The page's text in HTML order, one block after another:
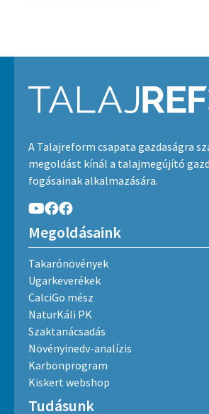
A Talajreform csapata gazdaságra
megoldást kínál a talajmegújító
fogásainak alkalmazására.
Megoldásaink
Takarónövények
Ugarkeverékek
CalciGo mész
NaturKáli PK
Szaktanácsadás
Növényinedv-analízis
Karbonprogram
Kiskert webshop
Tudásunk